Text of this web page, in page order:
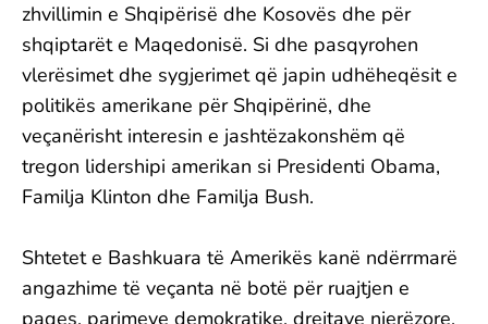
zhvillimin e Shqipërisë dhe Kosovës dhe për
shqiptarët e Maqedonisë. Si dhe pasqyrohen
vlerësimet dhe sygjerimet që japin udhëheqësit e
politikës amerikane për Shqipërinë, dhe
veçanërisht interesin e jashtëzakonshëm që
tregon lidershipi amerikan si Presidenti Obama,
Familja Klinton dhe Familja Bush.
Shtetet e Bashkuara të Amerikës kanë ndërrmarë
angazhime të veçanta në botë për ruajtjen e
paqes, parimeve demokratike, drejtave njerëzore,